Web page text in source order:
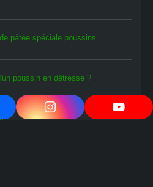
de pâtée spéciale poussins
poussin en détresse ?